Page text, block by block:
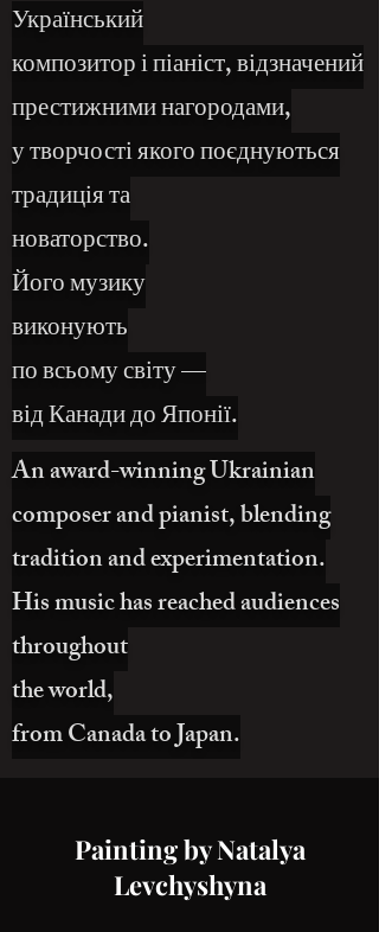
Український
композитор і піаніст, відзначений
престижними нагородами,
у творчості якого поєднуються
традиція та
новаторство.
Його музику
виконують
по всьому світу —
від Канади до Японії.
An award-winning Ukrainian
composer and pianist, blending
tradition and experimentation.
His music has reached audiences
throughout
the world,
from Canada to Japan.
Painting by Natalya
Levchyshyna